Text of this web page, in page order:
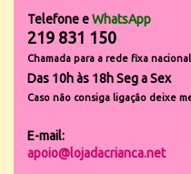
Telefone eWhatsApp
219 831 150
Chamada para a rede fixa nacional
Das 10h às 18h Seg a Sex
Caso não consiga ligação deixe
E-mail:
apoio@lojadacrianca.net